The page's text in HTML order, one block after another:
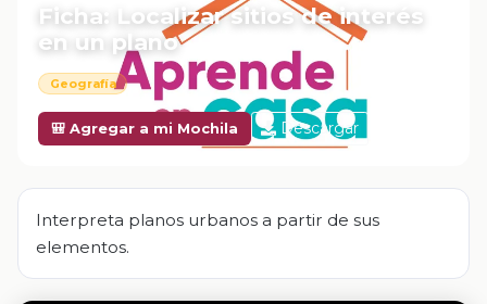
Ficha: Localizar sitios de interés
en un plano
Geografía
🎒 Agregar a mi Mochila Descargar
Interpreta planos urbanos a partir de sus
elementos.